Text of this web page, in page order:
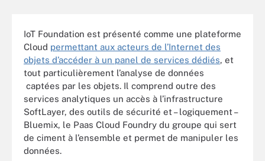
IoT Foundation est présenté comme une plateforme
Cloud permettant aux acteurs de l’Internet des
objets d’accéder à un panel de services dédiés, et
tout particulièrement l’analyse de données
captées par les objets. Il comprend outre des
services analytiques un accès à l’infrastructure
SoftLayer, des outils de sécurité et – logiquement –
Bluemix, le Paas Cloud Foundry du groupe qui sert
de ciment à l’ensemble et permet de manipuler les
données.